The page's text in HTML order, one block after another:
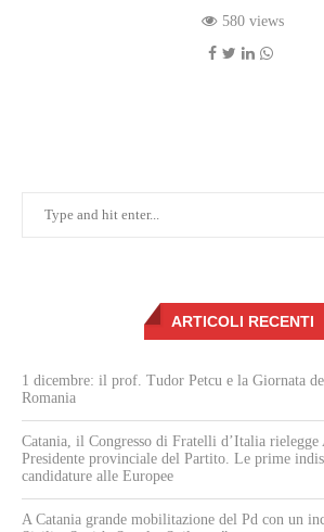
580 views
ARTICOLI RECENTI
1 dicembre: il prof. Tudor Petcu e la Giornata
Romania
Catania, il Congresso di Fratelli d’Italia
Presidente provinciale del Partito. Le prime
candidature alle Europee
A Catania grande mobilitazione del Pd con un